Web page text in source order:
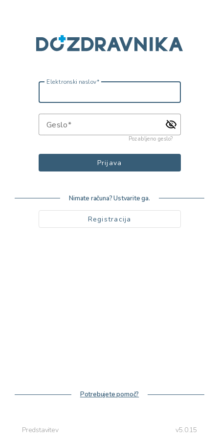
Elektronski naslov
Geslo
Pozabljeno geslo?
Prijava
Nimate računa? Ustvarite ga.
Registracija
Potrebujete pomoč?
Predstavitev v5.0.15